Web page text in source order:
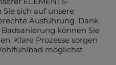
sich auf unsere
Ausführung. Dank
können Sie
Klare Prozesse sorgen
möglichst